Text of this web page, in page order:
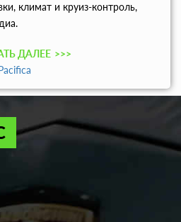
климат и круиз-контроль,
ДАЛЕЕ >>>